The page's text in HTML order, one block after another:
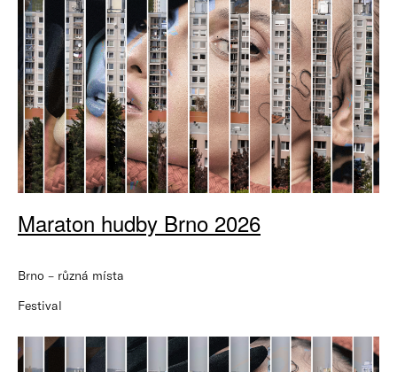
Maraton hudby Brno 2026
Brno – různá místa
Festival